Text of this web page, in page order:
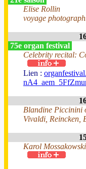
Elise Rollin
voyage
75e organ festival
Celebrity recital:
Lien :
Blandine Piccinini
Vivaldi, Reincken,
Karol Mossakowski